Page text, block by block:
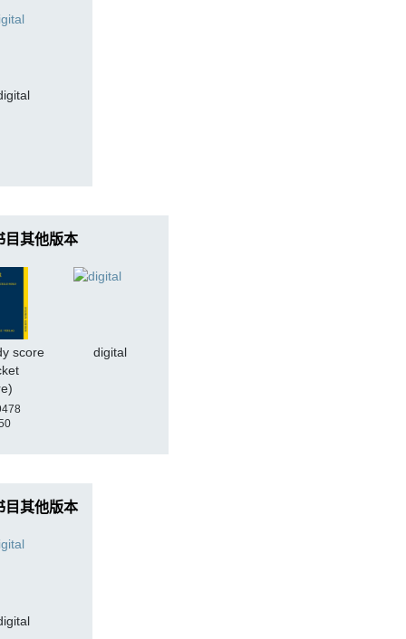
目其他版本
score
digital
目其他版本